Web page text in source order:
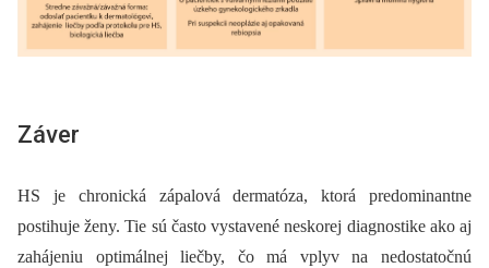
Záver
HS je chronická zápalová dermatóza, ktorá predominantne
postihuje ženy. Tie sú často vystavené neskorej diagnostike ako aj
zahájeniu optimálnej liečby, čo má vplyv na nedostatočnú